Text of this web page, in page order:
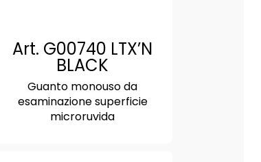
Art. G00740 LTX’N
BLACK
Guanto monouso da
esaminazione superficie
microruvida